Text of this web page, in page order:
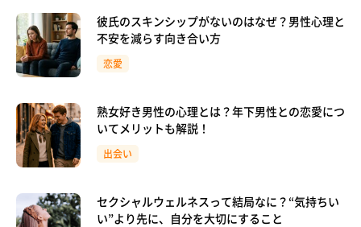
彼氏のスキンシップがないのはなぜ？男性心理と
不安を減らす向き合い方
恋愛
熟女好き男性の心理とは？年下男性との恋愛につ
いてメリットも解説！
出会い
セクシャルウェルネスって結局なに？“気持ちい
い”より先に、自分を大切にすること